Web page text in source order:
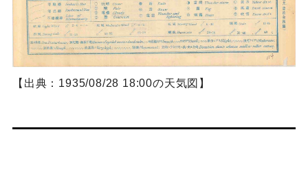
【出典：1935/08/28 18:00の天気図】